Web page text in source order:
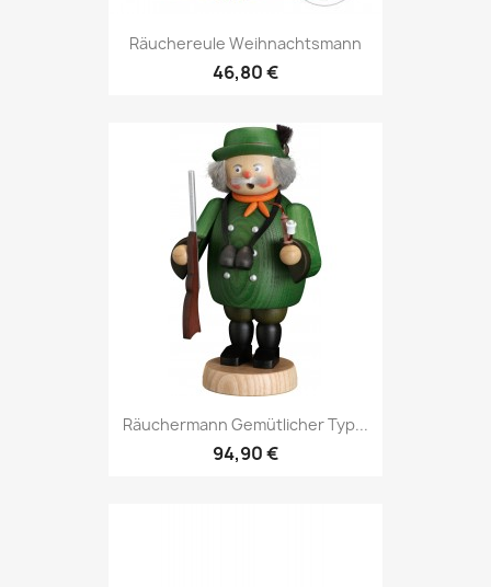
Räuchereule Weihnachtsmann
46,80 €
Räuchermann Gemütlicher Typ...
94,90 €